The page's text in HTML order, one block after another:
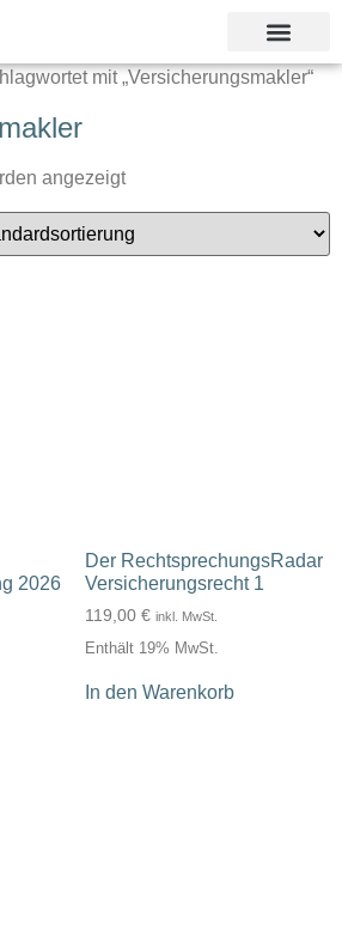
mit „Versicherungsmakler“
angezeigt
2026
Der RechtsprechungsRadar
Versicherungsrecht 1
119,00 € inkl. MwSt.
Enthält 19% MwSt.
In den Warenkorb